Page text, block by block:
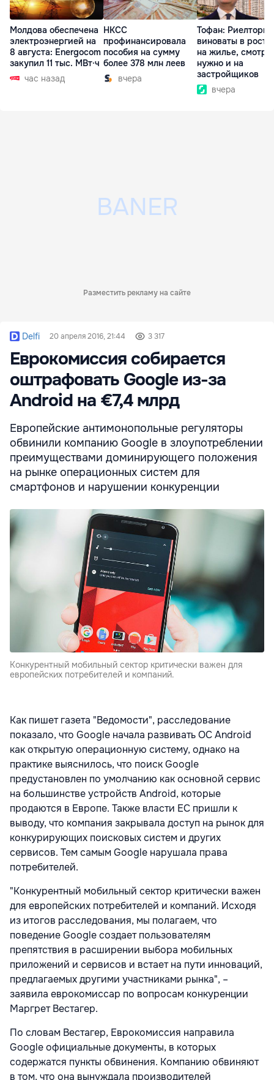
Молдова обеспечена
электроэнергией на
8 августа: Energocom
закупил 11 тыс. МВт·ч
час назад
НКСС
профинансировала
пособия на сумму
более 378 млн леев
вчера
Тофан: Риелторы
виноваты в росте
на жилье,
нужно и на
застройщиков
вчера
Разместить рекламу на сайте
Delfi 20 апреля 2016, 21:44 3 317
Еврокомиссия собирается
оштрафовать Google из-за
Android на €7,4 млрд
Европейские антимонопольные регуляторы
обвинили компанию Google в злоупотреблении
преимуществами доминирующего положения
на рынке операционных систем для
смартфонов и нарушении конкуренции
Конкурентный мобильный сектор критически важен для
европейских потребителей и компаний.
Как пишет газета "Ведомости", расследование
показало, что Google начала развивать ОС Android
как открытую операционную систему, однако на
практике выяснилось, что поиск Google
предустановлен по умолчанию как основной сервис
на большинстве устройств Android, которые
продаются в Европе. Также власти ЕС пришли к
выводу, что компания закрывала доступ на рынок для
конкурирующих поисковых систем и других
сервисов. Тем самым Google нарушала права
потребителей.
"Конкурентный мобильный сектор критически важен
для европейских потребителей и компаний. Исходя
из итогов расследования, мы полагаем, что
поведение Google создает пользователям
препятствия в расширении выбора мобильных
приложений и сервисов и встает на пути инноваций,
предлагаемых другими участниками рынка", –
заявила еврокомиссар по вопросам конкуренции
Маргрет Вестагер.
По словам Вестагер, Еврокомиссия направила
Google официальные документы, в которых
содержатся пункты обвинения. Компанию обвиняют
в том, что она вынуждала производителей